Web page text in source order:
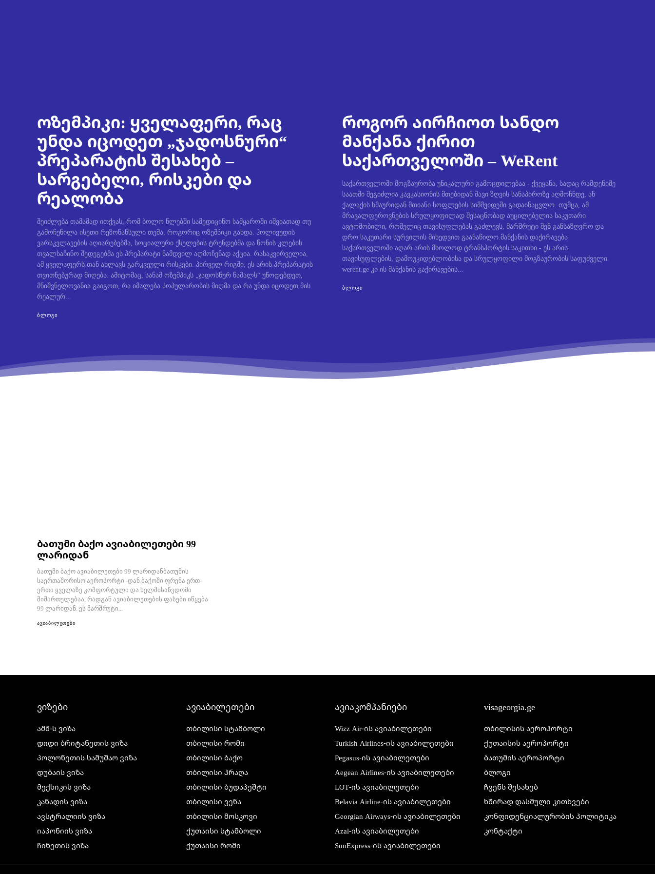
ოზემპიკი: ყველაფერი, რაც
უნდა იცოდეთ „ჯადოსნური“
პრეპარატის შესახებ –
სარგებელი, რისკები და
რეალობა
შეიძლება თამამად ითქვას, რომ ბოლო წლებში სამედიცინო სამყაროში იშვიათად თუ
გამოჩენილა ისეთი რეზონანსული თემა, როგორიც ოზემპიკი გახდა. ჰოლივუდის
ვარსკვლავების აღიარებებმა, სოციალური ქსელების ტრენდებმა და წონის კლების
თვალსაჩინო შედეგებმა ეს პრეპარატი ნამდვილ აღმოჩენად აქცია. რასაკვირველია,
ამ ყველაფერს თან ახლავს გარკვეული რისკები. პირველ რიგში, ეს არის პრეპარატის
თვითნებურად მიღება. ამიტომაც, სანამ ოზემპიკს „ჯადოსნურ წამალს“ უწოდებდეთ,
მნიშვნელოვანია გაიგოთ, რა იმალება პოპულარობის მიღმა და რა უნდა იცოდეთ მის
რეალურ...
ᲑᲚᲝᲒᲘ
როგორ აირჩიოთ სანდო
მანქანა ქირით
საქართველოში – WeRent
საქართველოში მოგზაურობა უნიკალური გამოცდილებაა - ქვეყანა, სადაც რამდენიმე
საათში შეგიძლია კავკასიონის მთებიდან შავი ზღვის სანაპიროზე აღმოჩნდე, ან
ქალაქის ხმაურიდან მთიანი სოფლების სიმშვიდეში გადაინაცვლო. თუმცა, ამ
მრავალფეროვნების სრულყოფილად შესაცნობად აუცილებელია საკუთარი
ავტომობილი, რომელიც თავისუფლებას გაძლევს, მარშრუტი შენ განსაზღვრო და
დრო საკუთარი სურვილის მიხედვით გაანაწილო.მანქანის დაქირავება
საქართველოში აღარ არის მხოლოდ ტრანსპორტის საკითხი - ეს არის
თავისუფლების, დამოუკიდებლობისა და სრულყოფილი მოგზაურობის საფუძველი.
werent.ge კი ის მანქანის გაქირავების...
ᲑᲚᲝᲒᲘ
ბათუმი ბაქო ავიაბილეთები 99
ლარიდან
ბათუმი ბაქო ავიაბილეთები 99 ლარიდანბათუმის
საერთაშორისო აეროპორტი -დან ბაქოში ფრენა ერთ-
ერთი ყველაზე კომფორტული და ხელმისაწვდომი
მიმართულებაა, რადგან ავიაბილეთების ფასები იწყება
99 ლარიდან. ეს მარშრუტი...
ავიაბილეთები
ვიზები
აშშ-ს ვიზა
დიდი ბრიტანეთის ვიზა
პოლონეთის სამუშაო ვიზა
დუბაის ვიზა
მექსიკის ვიზა
კანადის ვიზა
ავსტრალიის ვიზა
იაპონიის ვიზა
ჩინეთის ვიზა
ავიაბილეთები
თბილისი სტამბოლი
თბილისი რომი
თბილისი ბაქო
თბილისი პრაღა
თბილისი ბუდაპეშტი
თბილისი ვენა
თბილისი მოსკოვი
ქუთაისი სტამბოლი
ქუთაისი რომი
ავიაკომპანიები
Wizz Air-ის ავიაბილეთები
Turkish Airlines-ის ავიაბილეთები
Pegasus-ის ავიაბილეთები
Aegean Airlines-ის ავიაბილეთები
LOT-ის ავიაბილეთები
Belavia Airline-ის ავიაბილეთები
Georgian Airways-ის ავიაბილეთები
Azal-ის ავიაბილეთები
SunExpress-ის ავიაბილეთები
visageorgia.ge
თბილისის აეროპორტი
ქუთაისის აეროპორტი
ბათუმის აეროპორტი
ბლოგი
ჩვენს შესახებ
ხშირად დასმული კითხვები
კონფიდენციალურობის პოლიტიკა
კონტაქტი